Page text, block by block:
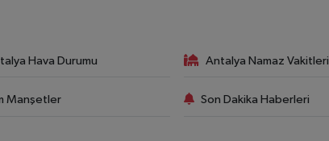
Hava Durumu Antalya Namaz Vakitleri
Manşetler Son Dakika Haberleri